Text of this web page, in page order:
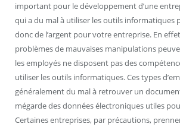
important pour le développement d’une
qui a du mal à utiliser les outils informatiques
donc de l’argent pour votre entreprise. En
problèmes de mauvaises manipulations
les employés ne disposent pas des
utiliser les outils informatiques. Ces types
généralement du mal à retrouver un
mégarde des données électroniques utiles
Certaines entreprises, par précautions,